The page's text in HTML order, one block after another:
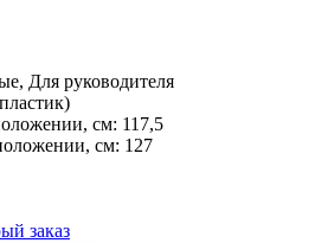
Для руководителя
см: 117,5
см: 127
заказ